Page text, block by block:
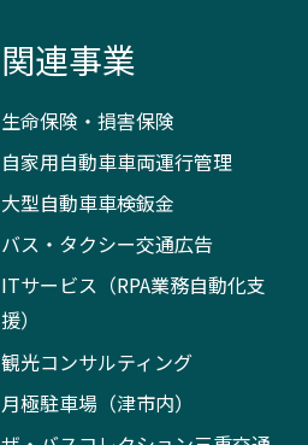
関連事業
生命保険・損害保険
自家用自動車車両運行管理
大型自動車車検鈑金
バス・タクシー交通広告
ITサービス（RPA業務自動化支
援）
観光コンサルティング
月極駐車場（津市内）